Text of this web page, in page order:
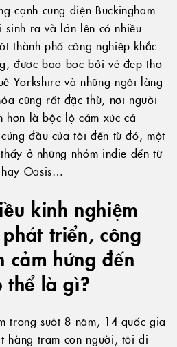
cạnh cung điện Buckingham
sinh ra và lớn lên có nhiều
thành phố công nghiệp khắc
được bao bọc bởi vẻ đẹp thơ
Yorkshire và những ngôi làng
cũng rất đặc thù, nơi người
hơn là bộc lộ cảm xúc cá
đầu của tôi đến từ đó, một
ở những nhóm indie đến từ
Oasis…
kinh nghiệm
triển, công
cảm hứng đến
thể là gì?
trong suôt 8 năm, 14 quốc gia
hàng tram con người, tôi đi